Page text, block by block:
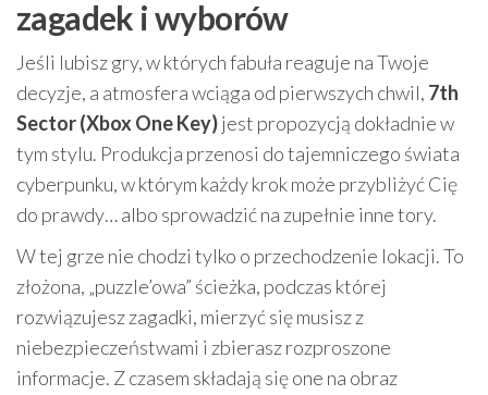
zagadek i wyborów
Jeśli lubisz gry, w których fabuła reaguje na Twoje
decyzje, a atmosfera wciąga od pierwszych chwil, 7th
Sector (Xbox One Key)jest propozycją dokładnie w
tym stylu. Produkcja przenosi do tajemniczego świata
cyberpunku, w którym każdy krok może przybliżyć Cię
do prawdy… albo sprowadzić na zupełnie inne tory.
W tej grze nie chodzi tylko o przechodzenie lokacji. To
złożona, „puzzle’owa” ścieżka, podczas której
rozwiązujesz zagadki, mierzyć się musisz z
niebezpieczeństwami i zbierasz rozproszone
informacje. Z czasem składają się one na obraz